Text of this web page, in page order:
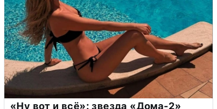
«Ну вот и всё»: звезда «Дома-2»